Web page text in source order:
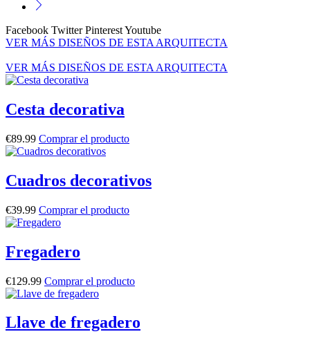
Facebook Twitter PinterestYoutube
VER MÁS DISEÑOS DE ESTA ARQUITECTA
VER MÁS DISEÑOS DE ESTA ARQUITECTA
Cesta decorativa
€89.99 Comprar el producto
Cuadros decorativos
€39.99 Comprar el producto
Fregadero
€129.99 Comprar el producto
Llave de fregadero